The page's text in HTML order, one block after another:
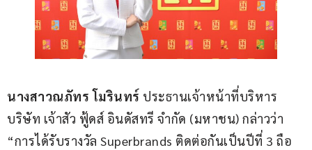
นางสาวณภัทร โมรินทร์ ประธานเจ้าหน้าที่บริหาร
บริษัท เจ้าสัว ฟู้ดส์ อินดัสทรี จำกัด (มหาชน) กล่าวว่า
“การได้รับรางวัล Superbrands ติดต่อกันเป็นปีที่ 3 ถือ